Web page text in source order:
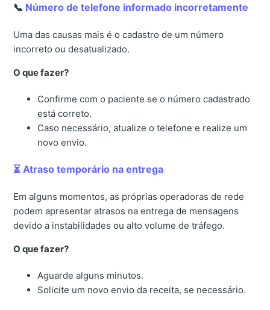
📞 Número de telefone informado incorretamente
Uma das causas mais é o cadastro de um número
incorreto ou desatualizado.
O que fazer?
Confirme com o paciente se o número cadastrado
está correto.
Caso necessário, atualize o telefone e realize um
novo envio.
⏳ Atraso temporário na entrega
Em alguns momentos, as próprias operadoras de rede
podem apresentar atrasos na entrega de mensagens
devido a instabilidades ou alto volume de tráfego.
O que fazer?
Aguarde alguns minutos.
Solicite um novo envio da receita, se necessário.